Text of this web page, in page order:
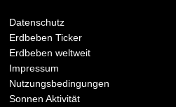
Datenschutz
Erdbeben Ticker
Erdbeben weltweit
Impressum
Nutzungsbedingungen
Sonnen Aktivität